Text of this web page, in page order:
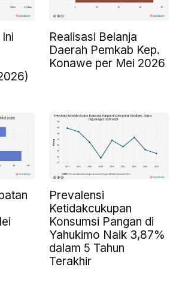
Realisasi Belanja
Daerah Pemkab Kep.
Konawe per Mei 2026
Prevalensi
Ketidakcukupan
Konsumsi Pangan di
Yahukimo Naik 3,87%
dalam 5 Tahun
Terakhir